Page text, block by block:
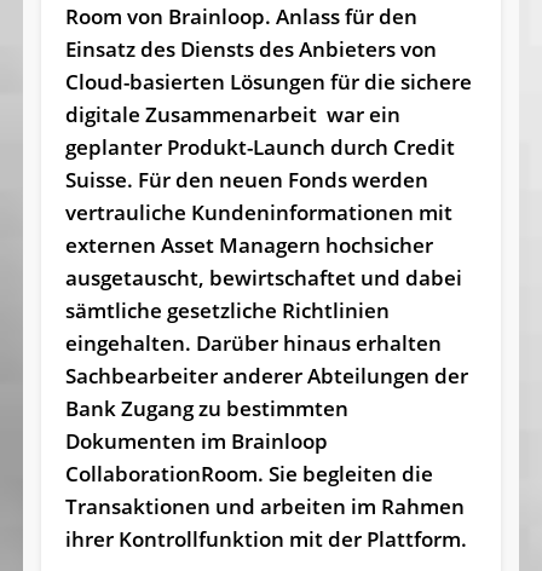
Room von Brainloop. Anlass für den
Einsatz des Diensts des Anbieters von
Cloud-basierten Lösungen für die sichere
digitale Zusammenarbeit war ein
geplanter Produkt-Launch durch Credit
Suisse. Für den neuen Fonds werden
vertrauliche Kundeninformationen mit
externen Asset Managern hochsicher
ausgetauscht, bewirtschaftet und dabei
sämtliche gesetzliche Richtlinien
eingehalten. Darüber hinaus erhalten
Sachbearbeiter anderer Abteilungen der
Bank Zugang zu bestimmten
Dokumenten im Brainloop
CollaborationRoom. Sie begleiten die
Transaktionen und arbeiten im Rahmen
ihrer Kontrollfunktion mit der Plattform.